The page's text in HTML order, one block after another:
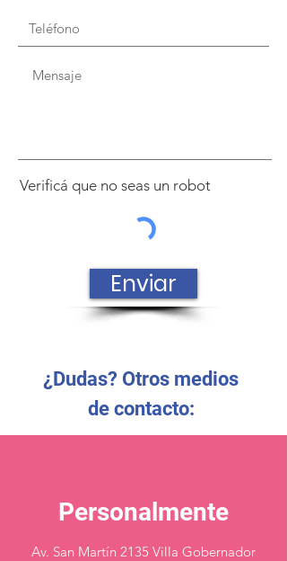
Verificá que no seas un robot
Enviar
¿Dudas? Otros medios
de contacto:
Personalmente
Av. San Martín 2135 Villa Gobernador